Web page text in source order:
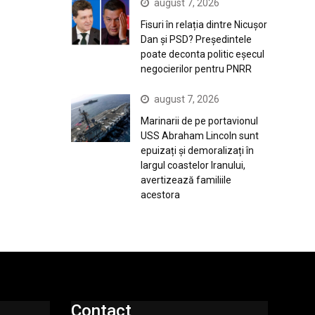
august 7, 2026
Fisuri în relația dintre Nicușor
Dan și PSD? Președintele
poate deconta politic eșecul
negocierilor pentru PNRR
august 7, 2026
Marinarii de pe portavionul
USS Abraham Lincoln sunt
epuizați și demoralizați în
largul coastelor Iranului,
avertizează familiile
acestora
Contact